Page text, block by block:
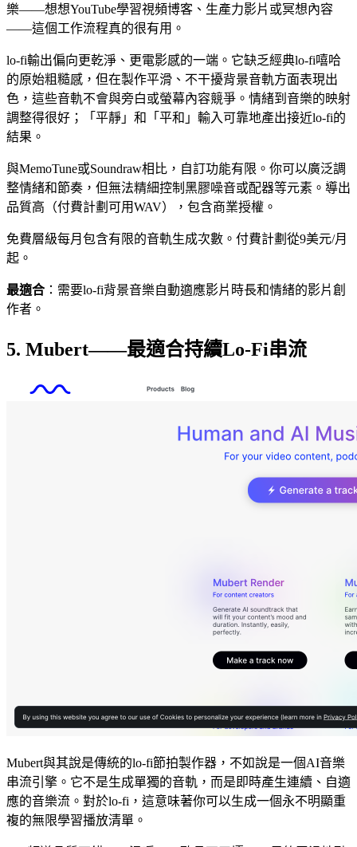
樂——想想YouTube學習視頻博客、生產力影片或冥想內容
——這個工作流程真的很有用。
lo-fi輸出偏向更乾淨、更電影感的一端。它缺乏經典lo-fi嘻哈
的原始粗糙感，但在製作平滑、不干擾背景音軌方面表現出
色，這些音軌不會與旁白或螢幕內容競爭。情緒到音樂的映射
調整得很好；「平靜」和「平和」輸入可靠地產出接近lo-fi的
結果。
與MemoTune或Soundraw相比，自訂功能有限。你可以廣泛調
整情緒和節奏，但無法精細控制黑膠噪音或配器等元素。導出
品質高（付費計劃可用WAV），包含商業授權。
免費層級每月包含有限的音軌生成次數。付費計劃從9美元/月
起。
最適合 ：需要lo-fi背景音樂自動適應影片時長和情緒的影片創
作者。
5. Mubert——最適合持續Lo-Fi串流
Mubert與其說是傳統的lo-fi節拍製作器，不如說是一個AI音樂
串流引擎。它不是生成單獨的音軌，而是即時產生連續、自適
應的音樂流。對於lo-fi，這意味著你可以生成一個永不明顯重
複的無限學習播放清單。